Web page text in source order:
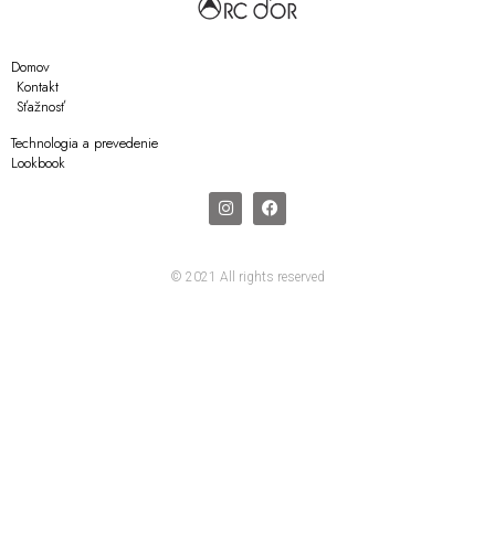
Domov
Kontakt
Sťažnosť
Technologia a prevedenie
Lookbook
© 2021 All rights reserved